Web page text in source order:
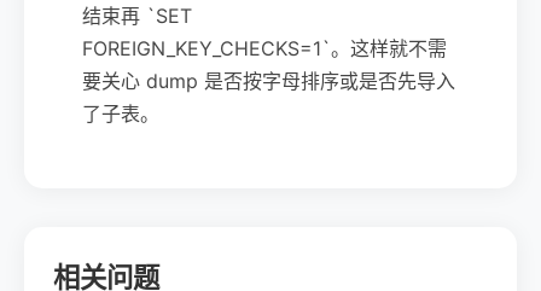
结束再 `SET
FOREIGN_KEY_CHECKS=1`。这样就不需
要关心 dump 是否按字母排序或是否先导入
了子表。
相关问题